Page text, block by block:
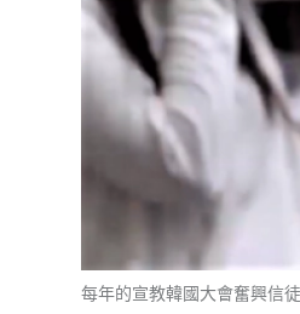
每年的宣教韓國大會奮興信